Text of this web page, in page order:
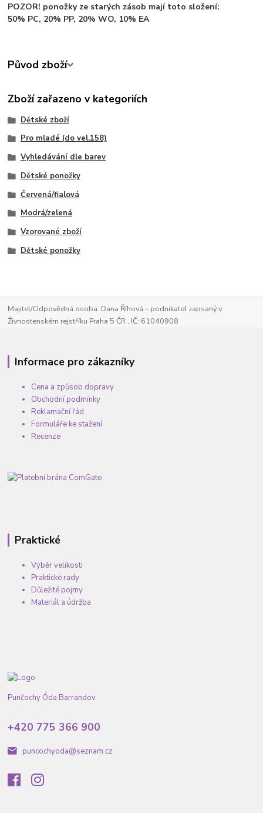
POZOR! ponožky ze starých zásob mají toto složení:
50% PC, 20% PP, 20% WO, 10% EA
Původ zboží
Zboží zařazeno v kategoriích
Dětské zboží
Pro mladé (do vel.158)
Vyhledávání dle barev
Dětské ponožky
Červená/fialová
Modrá/zelená
Vzorované zboží
Dětské ponožky
Majitel/Odpovědná osoba: Dana Říhová – podnikatel zapsaný v
Živnostenském rejstříku Praha 5 ČR , IČ: 61040908
Informace pro zákazníky
Cena a způsob dopravy
Obchodní podmínky
Reklamační řád
Formuláře ke stažení
Recenze
Praktické
Výběr velikosti
Praktické rady
Důležité pojmy
Materiál a údržba
Punčochy Óda Barrandov
+420 775 366 900
puncochyoda@seznam.cz